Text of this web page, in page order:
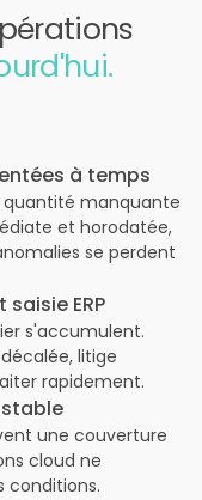
à temps
quantité manquante
et horodatée,
se perdent
ERP
s'accumulent.
litige
rapidement.
une couverture
cloud ne
conditions.